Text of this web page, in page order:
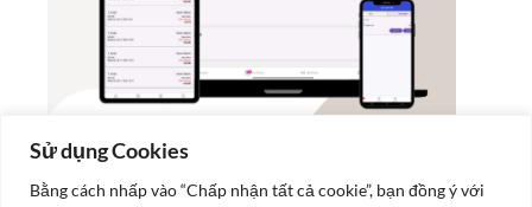
Sử dụng Cookies
Bằng cách nhấp vào “Chấp nhận tất cả cookie”, bạn đồng ý với
With Analy, you canautomate your label printing